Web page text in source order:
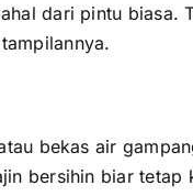
dari pintu biasa.
bekas air
bersihin biar tetap